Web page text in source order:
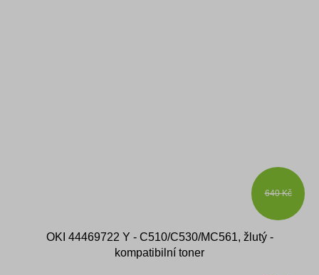
640 Kč
OKI 44469722 Y - C510/C530/MC561, žlutý -
kompatibilní toner